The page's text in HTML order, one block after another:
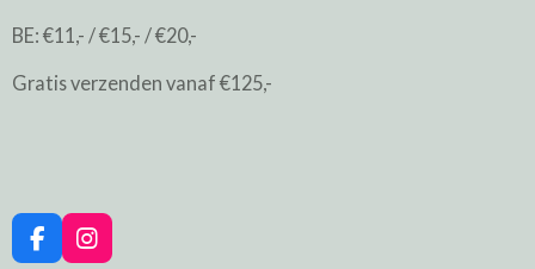
BE: €11,- / €15,- / €20,-
Gratis verzenden vanaf €125,-
F
I